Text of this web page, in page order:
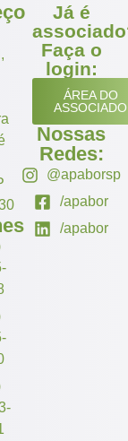
Já é
Faça o
login:
ÁREA DO
ASSOCIADO
Nossas
Redes:
@apaborsp
/apabor
/apabor